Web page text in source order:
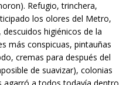
Refugio, trinchera,
los olores del Metro,
higiénicos de la
más conspicuas, pintauñas
cremas para después del
de suavizar), colonias